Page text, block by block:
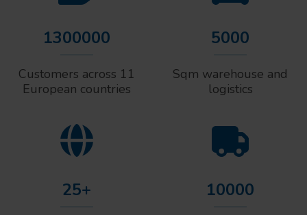
1300000
Customers across 11
European countries
5000
Sqm warehouse and
logistics
25+ 10000